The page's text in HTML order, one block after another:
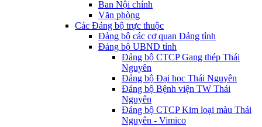
Ban Nội chính
Văn phòng
Các Đảng bộ trực thuộc
Đảng bộ các cơ quan Đảng tỉnh
Đảng bộ UBND tỉnh
Đảng bộ CTCP Gang thép Thái
Nguyên
Đảng bộ Đại học Thái Nguyên
Đảng bộ Bệnh viện TW Thái
Nguyên
Đảng bộ CTCP Kim loại màu Thái
Nguyên - Vimico